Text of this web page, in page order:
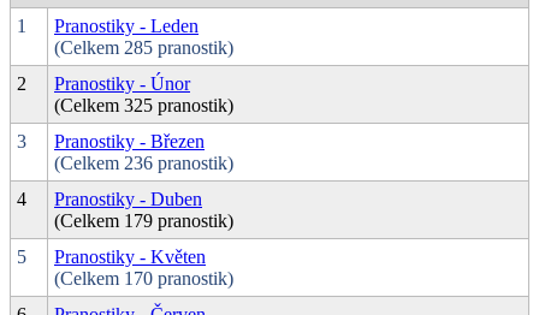
1
Pranostiky - Leden
(Celkem 285 pranostik)
2
Pranostiky - Únor
(Celkem 325 pranostik)
3
Pranostiky - Březen
(Celkem 236 pranostik)
4
Pranostiky - Duben
(Celkem 179 pranostik)
5
Pranostiky - Květen
(Celkem 170 pranostik)